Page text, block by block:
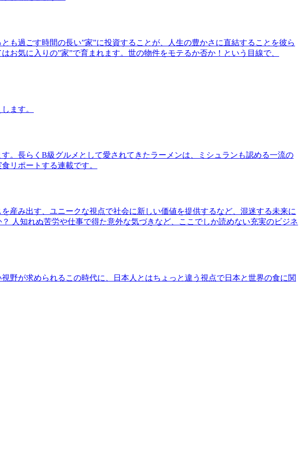
も過ごす時間の長い”家”に投資することが、人生の豊かさに直結することを彼ら
気に入りの”家”で育まれます。世の物件をモテるか否か！という目線で、
ます。
。長らくB級グルメとして愛されてきたラーメンは、ミシュランも認める一流の
リポートする連載です。
産み出す、ユニークな視点で社会に新しい価値を提供するなど、混迷する未来に
人知れぬ苦労や仕事で得た意外な気づきなど、ここでしか読めない充実のビジネ
野が求められるこの時代に、日本人とはちょっと違う視点で日本と世界の食に関